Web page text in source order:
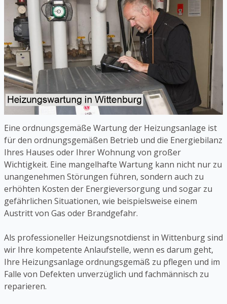
Eine ordnungsgemäße Wartung der Heizungsanlage ist
für den ordnungsgemäßen Betrieb und die Energiebilanz
Ihres Hauses oder Ihrer Wohnung von großer
Wichtigkeit. Eine mangelhafte Wartung kann nicht nur zu
unangenehmen Störungen führen, sondern auch zu
erhöhten Kosten der Energieversorgung und sogar zu
gefährlichen Situationen, wie beispielsweise einem
Austritt von Gas oder Brandgefahr.
Als professioneller Heizungsnotdienst in Wittenburg sind
wir Ihre kompetente Anlaufstelle, wenn es darum geht,
Ihre Heizungsanlage ordnungsgemäß zu pflegen und im
Falle von Defekten unverzüglich und fachmännisch zu
reparieren.